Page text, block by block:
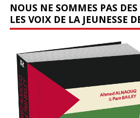
NOUS NE SOMMES PAS DES
LES VOIX DE LA JEUNESSE